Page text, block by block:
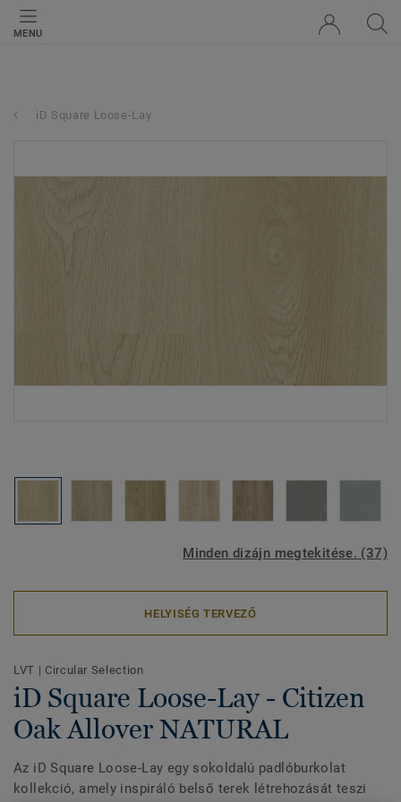
MENU
iD Square Loose-Lay
Minden dizájn megtekitése. (37)
HELYISÉG TERVEZŐ
LVT | Circular Selection
iD Square Loose-Lay - Citizen
Oak Allover NATURAL
Az iD Square Loose-Lay egy sokoldalú padlóburkolat
kollekció, amely inspiráló belső terek létrehozását teszi